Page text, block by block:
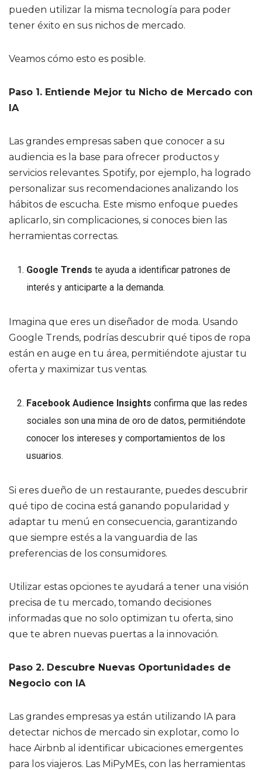
pueden utilizar la misma tecnología para poder
tener éxito en sus nichos de mercado.
Veamos cómo esto es posible.
Paso 1. Entiende Mejor tu Nicho de Mercado con
IA
Las grandes empresas saben que conocer a su
audiencia es la base para ofrecer productos y
servicios relevantes. Spotify, por ejemplo, ha logrado
personalizar sus recomendaciones analizando los
hábitos de escucha. Este mismo enfoque puedes
aplicarlo, sin complicaciones, si conoces bien las
herramientas correctas.
Google Trends te ayuda a identificar patrones de
interés y anticiparte a la demanda.
Imagina que eres un diseñador de moda. Usando
Google Trends, podrías descubrir qué tipos de ropa
están en auge en tu área, permitiéndote ajustar tu
oferta y maximizar tus ventas.
Facebook Audience Insights confirma que las redes
sociales son una mina de oro de datos, permitiéndote
conocer los intereses y comportamientos de los
usuarios.
Si eres dueño de un restaurante, puedes descubrir
qué tipo de cocina está ganando popularidad y
adaptar tu menú en consecuencia, garantizando
que siempre estés a la vanguardia de las
preferencias de los consumidores.
Utilizar estas opciones te ayudará a tener una visión
precisa de tu mercado, tomando decisiones
informadas que no solo optimizan tu oferta, sino
que te abren nuevas puertas a la innovación.
Paso 2. Descubre Nuevas Oportunidades de
Negocio con IA
Las grandes empresas ya están utilizando IA para
detectar nichos de mercado sin explotar, como lo
hace Airbnb al identificar ubicaciones emergentes
para los viajeros. Las MiPyMEs, con las herramientas